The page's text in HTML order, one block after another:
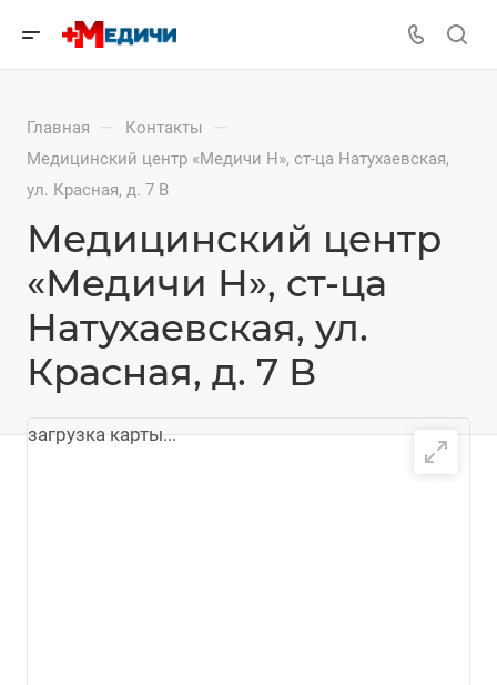
Главная — Контакты —
Медицинский центр «Медичи Н», ст-ца Натухаевская,
ул. Красная, д. 7 В
Медицинский центр
«Медичи Н», ст-ца
Натухаевская, ул.
Красная, д. 7 В
загрузка карты...